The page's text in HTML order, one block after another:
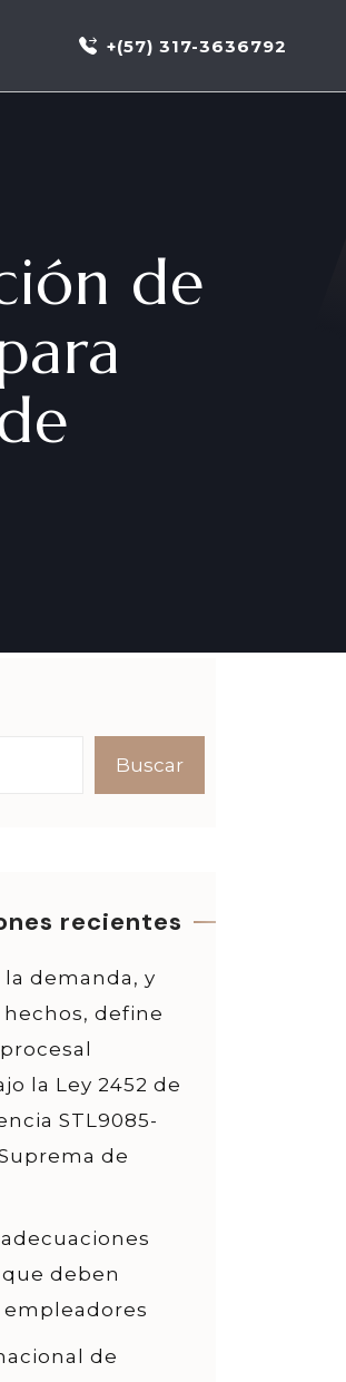
+(57) 317-3636792
de
Buscar
recientes
la demanda, y
define
la Ley 2452 de
STL9085-
de
deben
de